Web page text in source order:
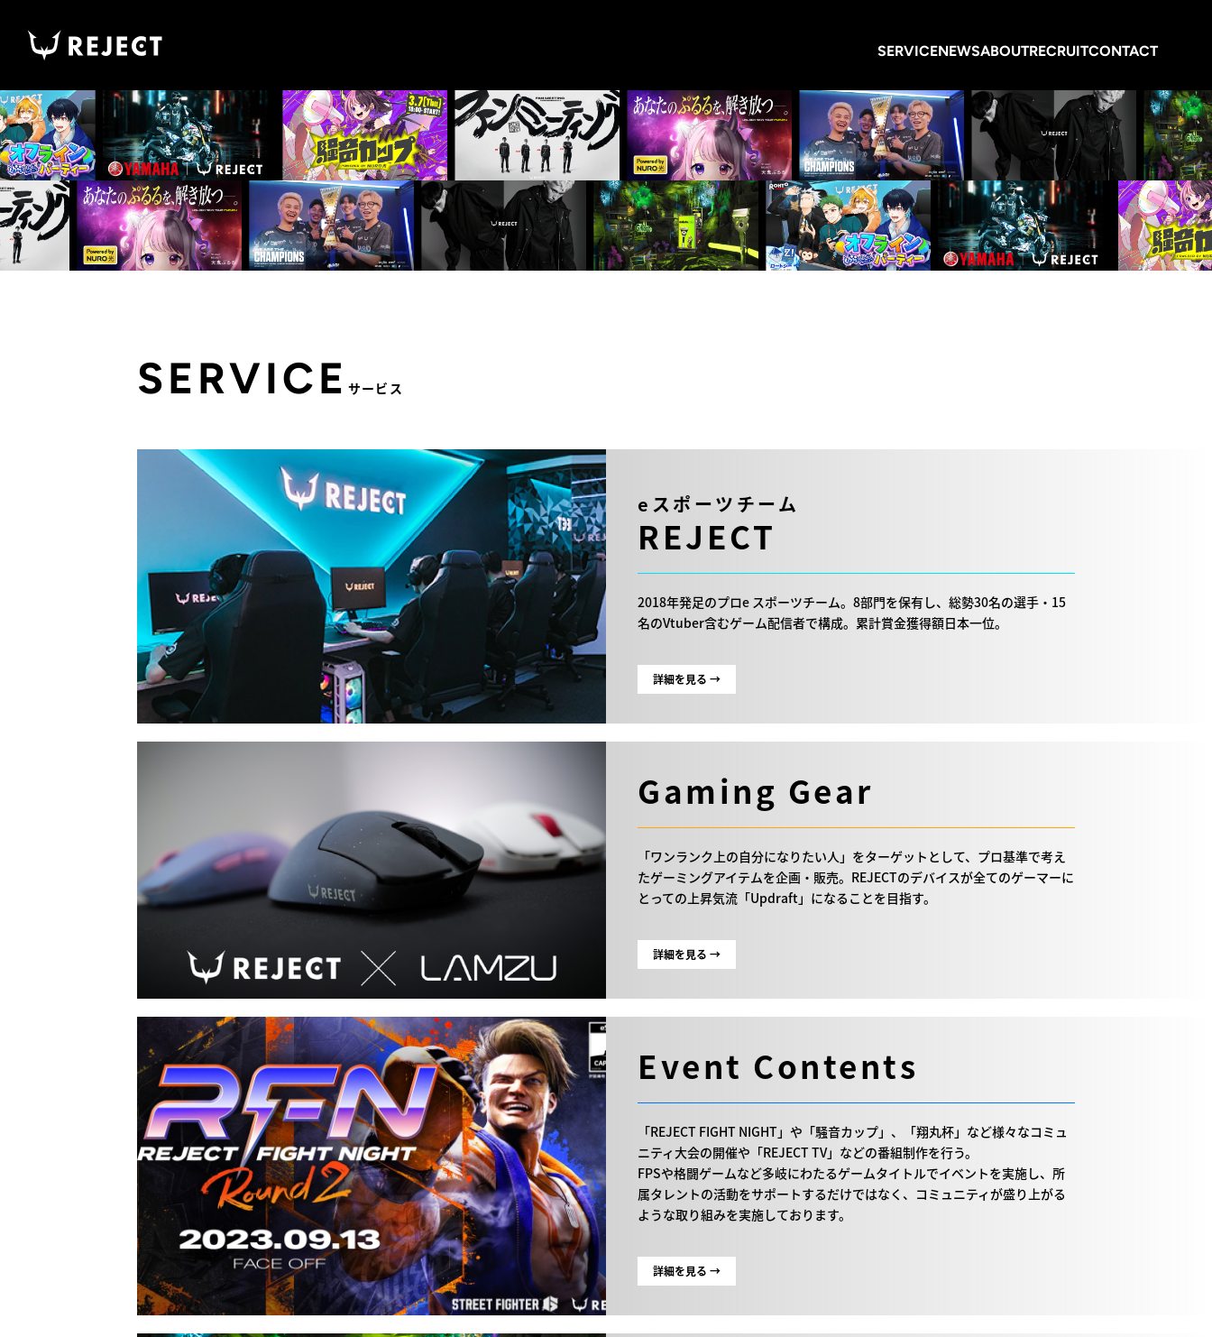
SERVICENEWSABOUTRECRUITCONTACT
SERVICE サービス
eスポーツチーム
REJECT
2018年発足のプロe スポーツチーム。8部門を保有し、総勢30名の選手・15
名のVtuber含むゲーム配信者で構成。累計賞金獲得額日本一位。
詳細を見る →
Gaming Gear
「ワンランク上の自分になりたい人」をターゲットとして、プロ基準で考え
たゲーミングアイテムを企画・販売。REJECTのデバイスが全てのゲーマーに
とっての上昇気流「Updraft」になることを目指す。
詳細を見る →
Event Contents
「REJECT FIGHT NIGHT」や「騒音カップ」、「翔丸杯」など様々なコミュ
ニティ大会の開催や「REJECT TV」などの番組制作を行う。
FPSや格闘ゲームなど多岐にわたるゲームタイトルでイベントを実施し、所
属タレントの活動をサポートするだけではなく、コミュニティが盛り上がる
ような取り組みを実施しております。
詳細を見る →